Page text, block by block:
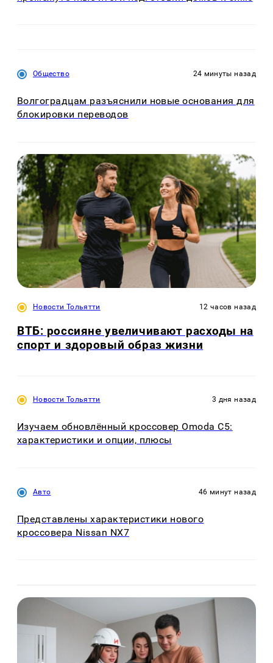
Общество 24 минуты назад
Волгоградцам разъяснили новые основания для
блокировки переводов
Новости Тольятти 12 часов назад
ВТБ: россияне увеличивают расходы на
спорт и здоровый образ жизни
Новости Тольятти 3 дня назад
Изучаем обновлённый кроссовер Omoda C5:
характеристики и опции, плюсы
Авто 46 минут назад
Представлены характеристики нового
кроссовера Nissan NX7